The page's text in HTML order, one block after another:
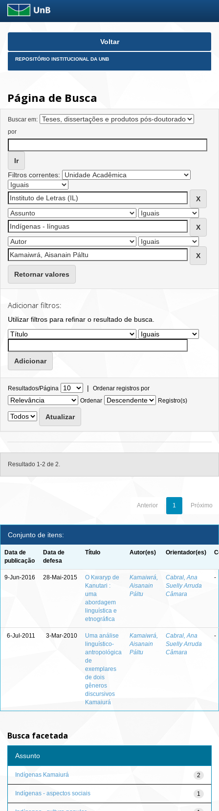
Skip
Voltar
REPOSITÓRIO INSTITUCIONAL DA UNB
Página de Busca
Buscar em:
por
Filtros correntes:
Retornar valores
Adicionar filtros:
Utilizar filtros para refinar o resultado de busca.
Resultados/Página | Ordenar registros por
Ordenar
Registro(s)
Resultado 1-2 de 2.
Anterior 1 Próximo
Conjunto de itens:
Data de
publicação
Data de
defesa
Título Autor(es) Orientador(es)
9-Jun-2016 28-Mai-2015
O Kwaryp de
Kanutari :
uma
abordagem
linguística e
etnográfica
Kamaiwrá,
Aisanain
Páltu
Cabral, Ana
Suelly Arruda
Câmara
-
6-Jul-2011 3-Mar-2010
Uma análise
linguístico-
antropológica
de
exemplares
de dois
gêneros
discursivos
Kamaiurá
Kamaiwrá,
Aisanain
Páltu
Cabral, Ana
Suelly Arruda
Câmara
-
Busca facetada
Assunto
2
Indígenas Kamaiurá
1
Indígenas - aspectos sociais